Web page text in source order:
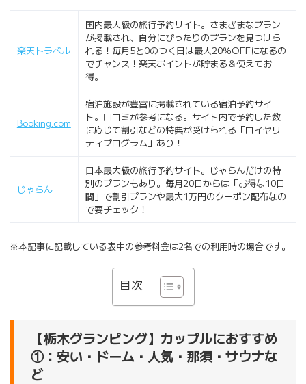
楽天トラベル
国内最大級の旅行予約サイト。さまざまなプラン
が掲載され、自分にぴったりのプランを見つけら
れる！毎月5と0のつく日は最大20％OFFになるの
でチャンス！楽天ポイントが貯まる＆使えてお
得。
Booking.com
宿泊施設が豊富に掲載されている宿泊予約サイ
ト。口コミが参考になる。サイト内で予約した数
に応じて割引などの特典が受けられる「ロイヤリ
ティプログラム」あり！
じゃらん
日本最大級の旅行予約サイト。じゃらんだけの特
別のプランもあり。毎月20日からは「お得な10日
間」で割引プランや最大1万円のクーポン配布なの
で要チェック！
※本記事に記載している表中の参考料金は2名での利用時の場合です。
目次
【栃木グランピング】カップルにおすすめ
①：安い・ドーム・人気・那須・サウナな
ど